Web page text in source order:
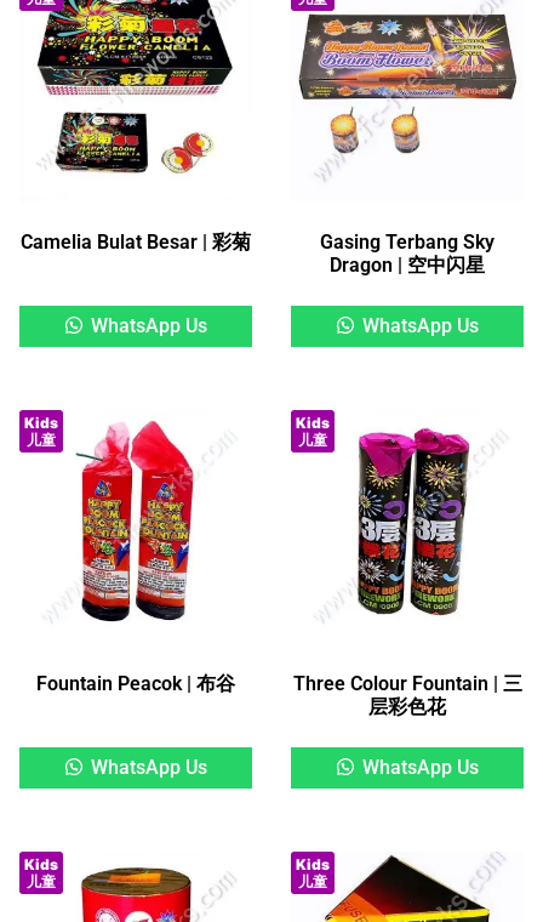
Camelia Bulat Besar | 彩菊
WhatsApp Us
Gasing Terbang Sky
Dragon | 空中闪星
WhatsApp Us
Kids
儿童
Fountain Peacok | 布谷
WhatsApp Us
Kids
儿童
Three Colour Fountain | 三
层彩色花
WhatsApp Us
Kids
儿童
Kids
儿童